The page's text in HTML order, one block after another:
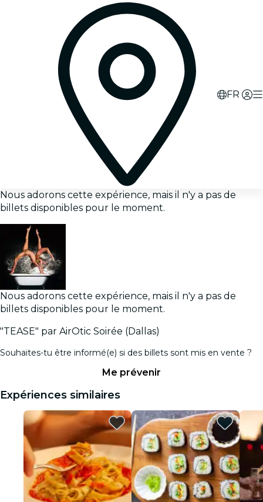
FR
Nous adorons cette expérience, mais il n'y a pas de
billets disponibles pour le moment.
Nous adorons cette expérience, mais il n'y a pas de
billets disponibles pour le moment.
"TEASE" par AirOtic Soirée (Dallas)
Souhaites-tu être informé(e) si des billets sont mis en vente ?
Me prévenir
Expériences similaires